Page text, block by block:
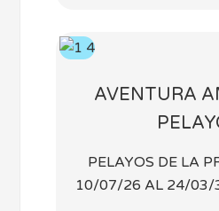
AVENTURA
PELAYOS DE LA
10/07/26 AL 24/03/